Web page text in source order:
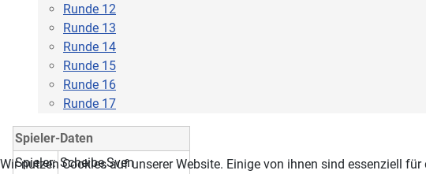
Runde 12
Runde 13
Runde 14
Runde 15
Runde 16
Runde 17
Spieler-Daten
Spieler: Scheibe,Sven
Wir nutzen Cookies auf unserer Website. Einige von ihnen sind essenziell